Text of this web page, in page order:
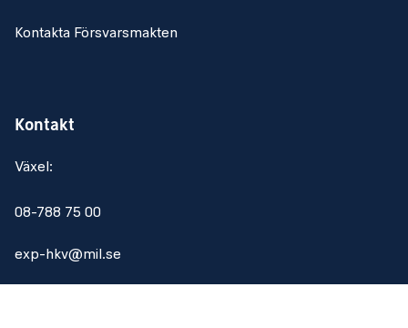
Kontakta Försvarsmakten
Kontakt
Växel:
08-788 75 00
exp-hkv@mil.se